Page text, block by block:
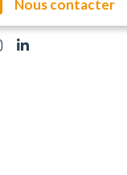
Nous contacter